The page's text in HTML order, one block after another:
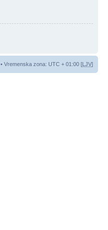
• Vremenska zona: UTC + 01:00 [LJV]